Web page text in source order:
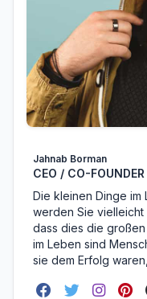
Jahnab Borman
CEO / CO-FOUNDER
Die kleinen Dinge im
werden Sie vielleicht
dass dies die
im Leben sind
sie dem Erfolg